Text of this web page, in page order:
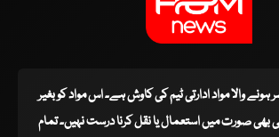
ہونے والا مواد ادارتی ٹیم کی کاوش ہے۔ اس مواد کو بغیر
صورت میں استعمال یا نقل کرنا درست نہیں۔ تمام